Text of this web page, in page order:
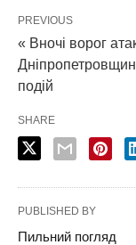
PREVIOUS
« Вночі ворог
подій
SHARE
PUBLISHED BY
Пильний погляд